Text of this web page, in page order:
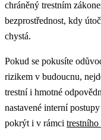
chráněný trestním
bezprostřednost, kdy
chystá.
Pokud se pokusíte
rizikem v budoucnu,
trestní i hmotné
nastavené interní
pokrýt i v rámci trestního